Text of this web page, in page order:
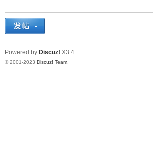
Powered by Discuz! X3.4
© 2001-2023 Discuz! Team.